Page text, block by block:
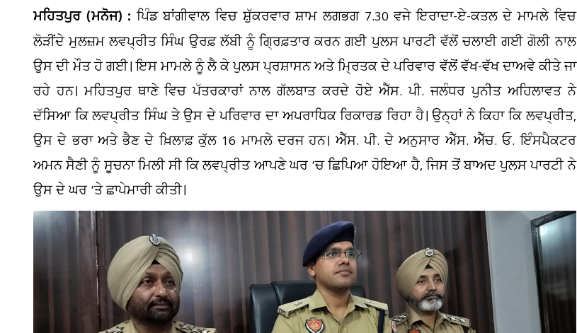
ਮਹਿਤਪੁਰ (ਮਨੋਜ) : ਪਿੰਡ ਬਾਂਗੀਵਾਲ ਵਿਚ ਸ਼ੁੱਕਰਵਾਰ ਸ਼ਾਮ ਲਗਭਗ 7.30 ਵਜੇ ਇਰਾਦਾ-ਏ-ਕਤਲ ਦੇ ਮਾਮਲੇ ਵਿਚ
ਲੋੜੀਂਦੇ ਮੁਲਜ਼ਮ ਲਵਪ੍ਰੀਤ ਸਿੰਘ ਉਰਫ਼ ਲੱਬੀ ਨੂੰ ਗ੍ਰਿਫ਼ਤਾਰ ਕਰਨ ਗਈ ਪੁਲਸ ਪਾਰਟੀ ਵੱਲੋਂ ਚਲਾਈ ਗਈ ਗੋਲੀ ਨਾਲ
ਉਸ ਦੀ ਮੌਤ ਹੋ ਗਈ। ਇਸ ਮਾਮਲੇ ਨੂੰ ਲੈ ਕੇ ਪੁਲਸ ਪ੍ਰਸ਼ਾਸਨ ਅਤੇ ਮ੍ਰਿਤਕ ਦੇ ਪਰਿਵਾਰ ਵੱਲੋਂ ਵੱਖ-ਵੱਖ ਦਾਅਵੇ ਕੀਤੇ ਜਾ
ਰਹੇ ਹਨ। ਮਹਿਤਪੁਰ ਥਾਣੇ ਵਿਚ ਪੱਤਰਕਾਰਾਂ ਨਾਲ ਗੱਲਬਾਤ ਕਰਦੇ ਹੋਏ ਐੱਸ. ਪੀ. ਜਲੰਧਰ ਪੁਨੀਤ ਅਹਿਲਾਵਤ ਨੇ
ਦੱਸਿਆ ਕਿ ਲਵਪ੍ਰੀਤ ਸਿੰਘ ਤੇ ਉਸ ਦੇ ਪਰਿਵਾਰ ਦਾ ਅਪਰਾਧਿਕ ਰਿਕਾਰਡ ਰਿਹਾ ਹੈ। ਉਨ੍ਹਾਂ ਨੇ ਕਿਹਾ ਕਿ ਲਵਪ੍ਰੀਤ,
ਉਸ ਦੇ ਭਰਾ ਅਤੇ ਭੈਣ ਦੇ ਖ਼ਿਲਾਫ਼ ਕੁੱਲ 16 ਮਾਮਲੇ ਦਰਜ ਹਨ। ਐੱਸ. ਪੀ. ਦੇ ਅਨੁਸਾਰ ਐੱਸ. ਐੱਚ. ਓ. ਇੰਸਪੈਕਟਰ
ਅਮਨ ਸੈਣੀ ਨੂੰ ਸੂਚਨਾ ਮਿਲੀ ਸੀ ਕਿ ਲਵਪ੍ਰੀਤ ਆਪਣੇ ਘਰ ’ਚ ਛਿਪਿਆ ਹੋਇਆ ਹੈ, ਜਿਸ ਤੋਂ ਬਾਅਦ ਪੁਲਸ ਪਾਰਟੀ ਨੇ
ਉਸ ਦੇ ਘਰ ’ਤੇ ਛਾਪੇਮਾਰੀ ਕੀਤੀ।